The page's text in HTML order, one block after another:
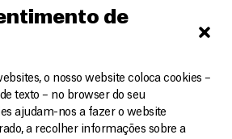
de
o nosso website coloca cookies –
texto – no browser do seu
ajudam-nos a fazer o website
a recolher informações sobre a